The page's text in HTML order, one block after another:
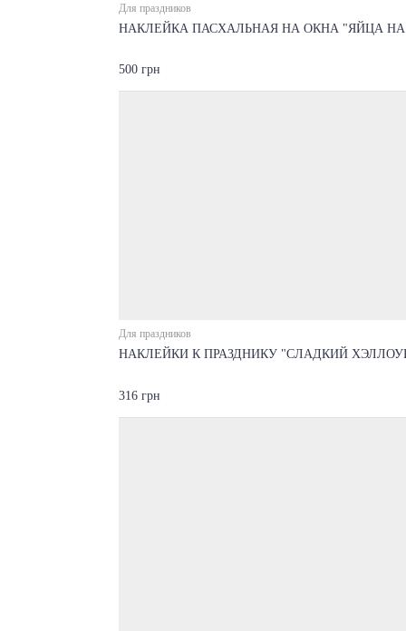
Для праздников
НАКЛЕЙКА ПАСХАЛЬНАЯ НА ОКНА "ЯЙЦА
500 грн
Для праздников
НАКЛЕЙКИ К ПРАЗДНИКУ "СЛАДКИЙ
316 грн